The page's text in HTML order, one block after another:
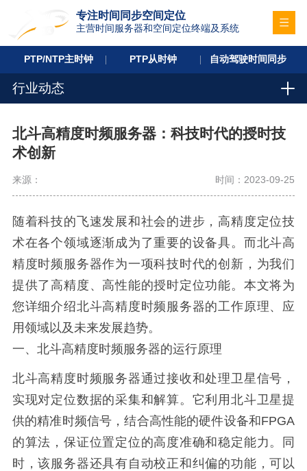
专注时间同步空间定位
主营时间服务器和空间定位终端及系统
PTP/NTP主时钟 PTP从时钟 自动驾驶时间同步
行业动态
北斗高精度时频服务器：科技时代的授时技
术创新
来源： 时间：2023-09-25
随着科技的飞速发展和社会的进步，高精度定位技
术在各个领域逐渐成为了重要的设备具。而北斗高
精度时频服务器作为一项科技时代的创新，为我们
提供了高精度、高性能的授时定位功能。本文将为
您详细介绍北斗高精度时频服务器的工作原理、应
用领域以及未来发展趋势。
一、北斗高精度时频服务器的运行原理
北斗高精度时频服务器通过接收和处理卫星信号，
实现对定位数据的采集和解算。它利用北斗卫星提
供的精准时频信号，结合高性能的硬件设备和FPGA
的算法，保证位置定位的高度准确和稳定能力。同
时，该服务器还具有自动校正和纠偏的功能，可以